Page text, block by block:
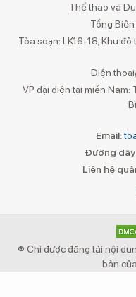
Thể thao và
Tổng Biên
Tòa soạn: LK16-18, Khu
Điện
VP đại diện tại miền Nam:
Email:
Đường
Liên hệ
® Chỉ được đăng tải nội
bản